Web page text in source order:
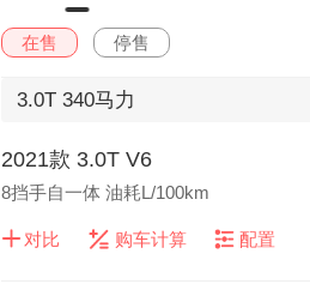
在售 停售
3.0T 340马力
2021款 3.0T V6
8挡手自一体 油耗L/100km
对比 购车计算 配置